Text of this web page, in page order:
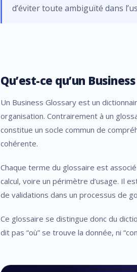
d’éviter toute ambiguïté dans
Qu’est-ce qu’un
Un Business Glossary est un
organisation. Contrairement à un
constitue un socle commun de
cohérente.
Chaque terme du glossaire est
calcul, voire un périmètre d’usage. Il
de validations dans un processus de
Ce glossaire se distingue donc du
dit pas “où” se trouve la donnée, ni